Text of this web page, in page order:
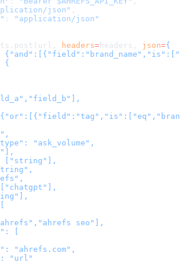
json" ,
:
"application/json"
headers= headers , json={
{
"ask_volume",
["string"],
seo"],
[
"ahrefs.com",
"url"